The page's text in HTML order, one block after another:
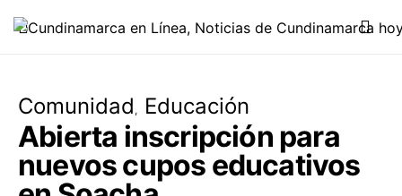
Comunidad Educación
Abierta inscripción para
nuevos cupos educativos